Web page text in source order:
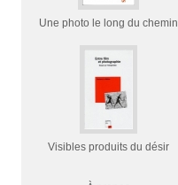
Une photo le long du chemin
Visibles produits du désir